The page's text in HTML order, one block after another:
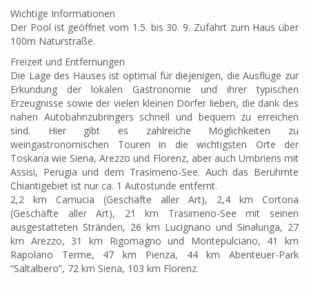
Wichtige Informationen
Der Pool ist geöffnet vom 1.5. bis 30. 9. Zufahrt zum Haus über
100m Naturstraße.
Freizeit und Entfernungen
Die Lage des Hauses ist optimal für diejenigen, die Ausflüge zur
Erkundung der lokalen Gastronomie und ihrer typischen
Erzeugnisse sowie der vielen kleinen Dörfer lieben, die dank des
nahen Autobahnzubringers schnell und bequem zu erreichen
sind. Hier gibt es zahlreiche Möglichkeiten zu
weingastronomischen Touren in die wichtigsten Orte der
Toskana wie Siena, Arezzo und Florenz, aber auch Umbriens mit
Assisi, Perugia und dem Trasimeno-See. Auch das Berühmte
Chiantigebiet ist nur ca. 1 Autostunde entfernt.
2,2 km Camucia (Geschäfte aller Art), 2,4 km Cortona
(Geschäfte aller Art), 21 km Trasimeno-See mit seinen
ausgestatteten Stränden, 26 km Lucignano und Sinalunga, 27
km Arezzo, 31 km Rigomagno und Montepulciano, 41 km
Rapolano Terme, 47 km Pienza, 44 km Abenteuer-Park
“Saltalbero”, 72 km Siena, 103 km Florenz.